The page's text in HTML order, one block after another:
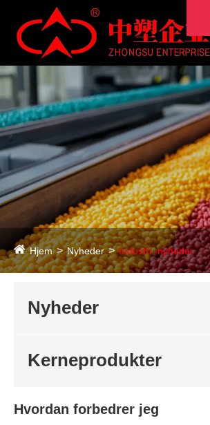
Hjem Nyheder Industri -nyheder
Nyheder
Kerneprodukter
Hvordan forbedrer jeg